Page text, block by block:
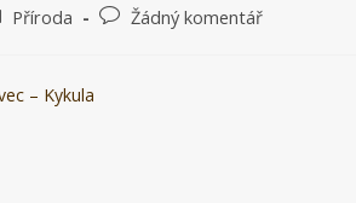
Příroda
Komentáře
Žádný komentář
– Kykula